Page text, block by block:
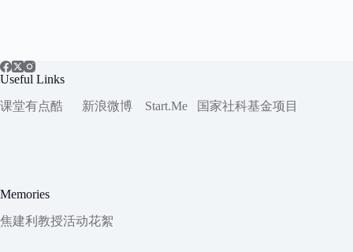
Useful Links
课堂有点酷
新浪微博 Start.Me 国家社科基金项目
Memories
焦建利教授活动花絮